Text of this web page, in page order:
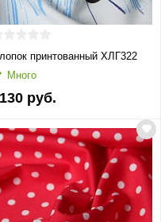
принтованный ХЛГ322
Много
руб.